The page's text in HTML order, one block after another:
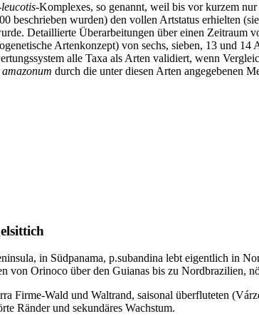
-Komplexes, so genannt, weil bis vor kurzem nur
beschrieben wurden) den vollen Artstatus erhielten
Detaillierte Überarbeitungen über einen
Artenkonzept) von sechs, sieben, 13 und
alle Taxa als Arten validiert, wenn
amazonum durch die unter diesen Arten angegebenen
in Südpanama, p.subandina lebt eigentlich in
von Orinoco über den Guianas bis zu Nordbrazilien,
Firme-Wald und Waltrand, saisonal überfluteten
Ränder und sekundäres Wachstum.